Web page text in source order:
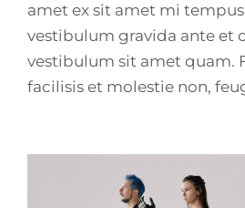
amet ex sit amet mi
vestibulum gravida ante et
vestibulum sit amet quam.
facilisis et molestie non,